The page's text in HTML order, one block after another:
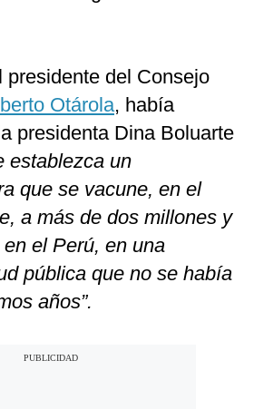
presidente del Consejo
Otárola, había
presidenta Dina Boluarte
establezca un
que se vacune, en el
a más de dos millones y
el Perú, en una
pública que no se había
años”.